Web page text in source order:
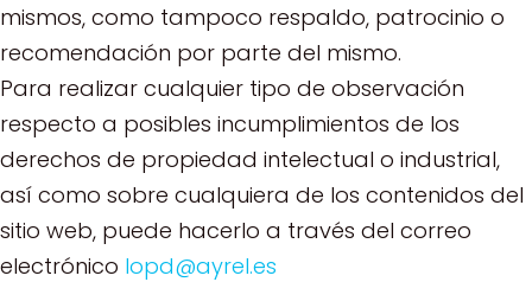
mismos, como tampoco respaldo, patrocinio o
recomendación por parte del mismo.
Para realizar cualquier tipo de observación
respecto a posibles incumplimientos de los
derechos de propiedad intelectual o industrial,
así como sobre cualquiera de los contenidos del
sitio web, puede hacerlo a través del correo
electrónico lopd@ayrel.es